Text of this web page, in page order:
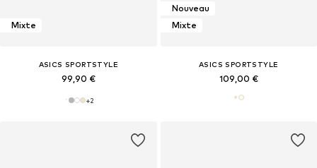
Mixte
ASICS SPORTSTYLE
99,90 €
+2
Nouveau
Mixte
ASICS SPORTSTYLE
109,00 €